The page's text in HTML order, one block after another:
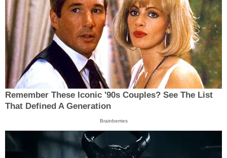
Remember These Iconic '90s Couples? See The List
That Defined A Generation
Brainberries